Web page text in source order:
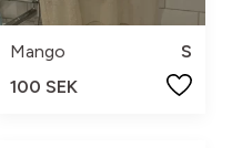
Mango
S
100 SEK